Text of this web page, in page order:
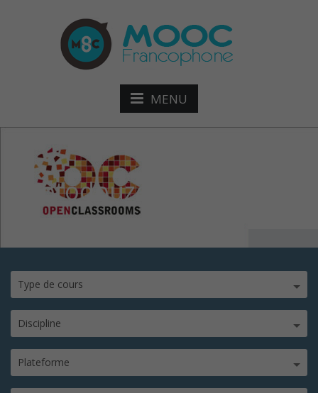
MENU
photodouze
Type de cours
Discipline
Plateforme